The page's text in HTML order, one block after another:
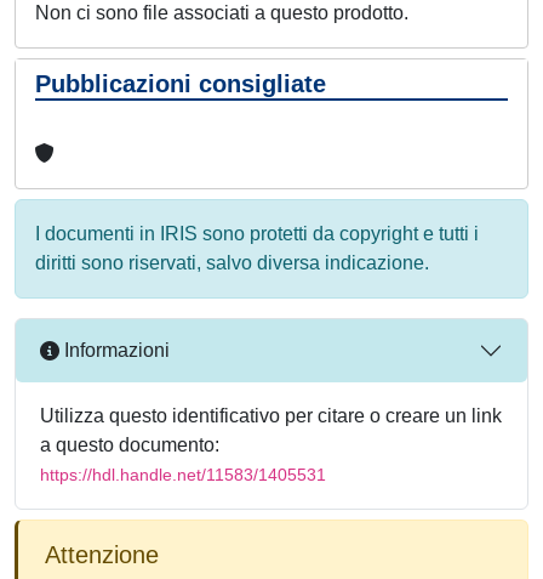
Non ci sono file associati a questo prodotto.
Pubblicazioni consigliate
I documenti in IRIS sono protetti da copyright e tutti i
diritti sono riservati, salvo diversa indicazione.
Informazioni
Utilizza questo identificativo per citare o creare un link
a questo documento:
https://hdl.handle.net/11583/1405531
Attenzione